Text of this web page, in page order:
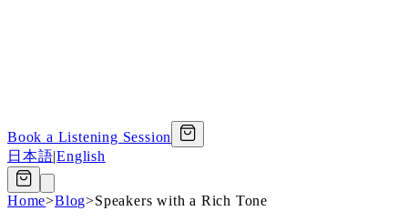
Book a Listening Session
日本語|English
Home>Blog>Speakers with a Rich Tone